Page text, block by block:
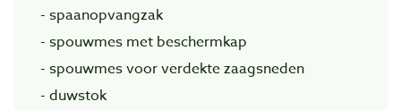
- spaanopvangzak
- spouwmes met beschermkap
- spouwmes voor verdekte zaagsneden
- duwstok